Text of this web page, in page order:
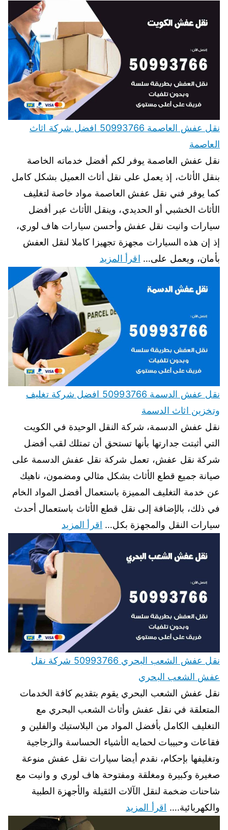
نقل عفش العاصمة 50993766 افضل شركة اثاث
العاصمة
نقل عفش العاصمة يوفر لكم أفضل خدماته الخاصة
بنقل الأثاث، إذ يعمل على نقل أثاث العميل بشكل كامل
كما يوفر فني نقل عفش العاصمة مواد خاصة لتغليف
الأثاث الخشبي أو الحديدي، وينقل الأثاث عبر أفضل
سيارات وانيت نقل عفش وأحسن سيارات هاف لوري،
إذ إن هذه السيارات مجهزة تجهيزا كاملا لنقل العفش
بأمان، ويعمل على… اقرأ المزيد
نقل عفش الدسمة 50993766 افضل شركة تغليف
وتخزين اثاث الدسمة
نقل عفش الدسمة، شركة النقل الوحيدة في الكويت
التي أثبتت جدارتها بأنها تستحق أن تمتلك لقب أفضل
شركة نقل عفش، تعمل شركة نقل عفش الدسمة على
صيانة جميع قطع الأثاث بشكل مثالي ومضمون، ناهيك
عن خدمة التغليف المميزة باستعمال أفضل المواد الخام
في ذلك، بالإضافة إلى نقل قطع الأثاث باستعمال أحدث
سيارات النقل والمجهزة بكل… اقرأ المزيد
نقل عفش الشعب البحري 50993766 شركة نقل
عفش الشعب البحري
نقل عفش الشعب البحري يقوم بتقديم كافة الخدمات
المتعلقة في نقل عفش وأثاث الشعب البحري مع
التغليف الكامل بأفضل المواد من البلاستيك والفلين و
فقاعات وحبيبات لحمايه الأشياء الحساسة والزجاجية
وتغليفها بإحكام، نقدم أيضا سيارات نقل عفش منوعة
صغيرة وكبيرة ومغلقة ومفتوحة هاف لوري و وانيت مع
شاحنات ضخمة لنقل الآلات الثقيلة والأجهزة الطبية
والكهربائية.… اقرأ المزيد